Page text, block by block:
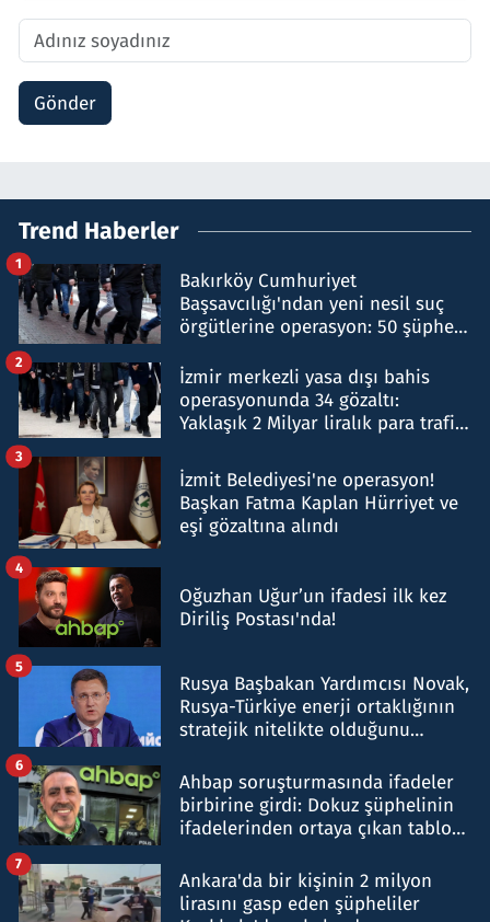
Gönder
Trend Haberler
Bakırköy Cumhuriyet
Başsavcılığı'ndan yeni nesil suç
örgütlerine operasyon: 50 şüpheli
1
İzmir merkezli yasa dışı bahis
operasyonunda 34 gözaltı:
Yaklaşık 2 Milyar liralık para trafiği
2
İzmit Belediyesi'ne operasyon!
Başkan Fatma Kaplan Hürriyet ve
eşi gözaltına alındı
3
Oğuzhan Uğur’un ifadesi ilk kez
Diriliş Postası'nda!
4
Rusya Başbakan Yardımcısı Novak,
Rusya-Türkiye enerji ortaklığının
stratejik nitelikte olduğunu
5
Ahbap soruşturmasında ifadeler
birbirine girdi: Dokuz şüphelinin
ifadelerinden ortaya çıkan tablo
6
Ankara'da bir kişinin 2 milyon
lirasını gasp eden şüpheliler
7